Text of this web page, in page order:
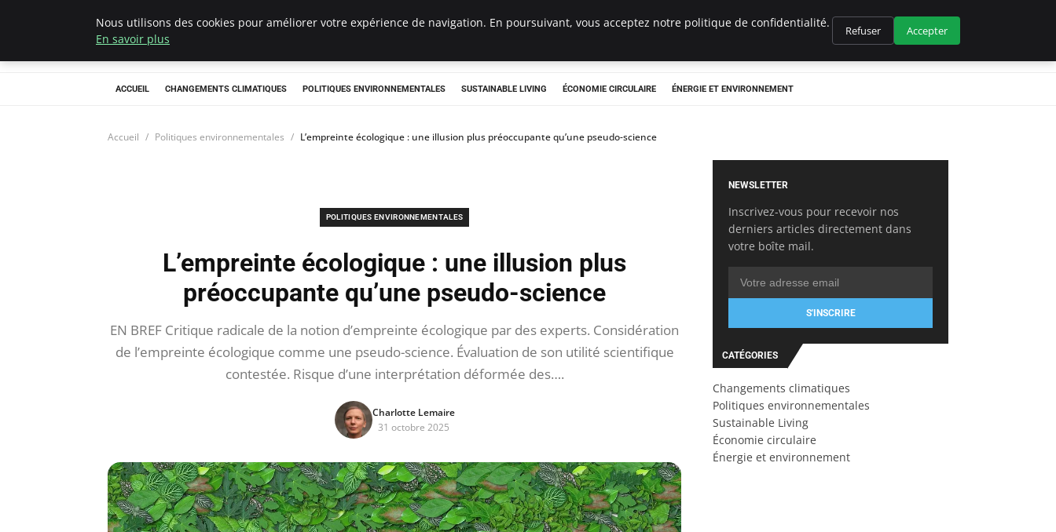
Climategatecountryclub.com
ACCUEIL CHANGEMENTS CLIMATIQUES POLITIQUES ENVIRONNEMENTALES SUSTAINABLE LIVING ÉCONOMIE CIRCULAIRE ÉNERGIE ET ENVIRONNEMENT
Accueil Politiques environnementales L’empreinte écologique : une illusion plus préoccupante qu’une pseudo-science
POLITIQUES ENVIRONNEMENTALES
L’empreinte écologique : une illusion plus
préoccupante qu’une pseudo-science
EN BREF Critique radicale de la notion d’empreinte écologique par des experts. Considération
de l’empreinte écologique comme une pseudo-science. Évaluation de son utilité scientifique
contestée. Risque d’une interprétation déformée des….
Charlotte Lemaire
31 octobre 2025
NEWSLETTER
Inscrivez-vous pour recevoir nos
derniers articles directement dans
votre boîte mail.
S'INSCRIRE
CATÉGORIES
Changements climatiques
Politiques environnementales
Sustainable Living
Économie circulaire
Énergie et environnement
Nous utilisons des cookies pour améliorer votre expérience de navigation. En poursuivant, vous acceptez notre politique de confidentialité.
En savoir plus
Refuser Accepter